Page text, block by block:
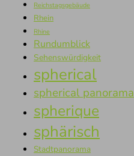
Reichstagsgebäude
Rhein
Rhine
Rundumblick
Sehenswürdigkeit
spherical
spherical panorama
spherique
sphärisch
Stadtpanorama